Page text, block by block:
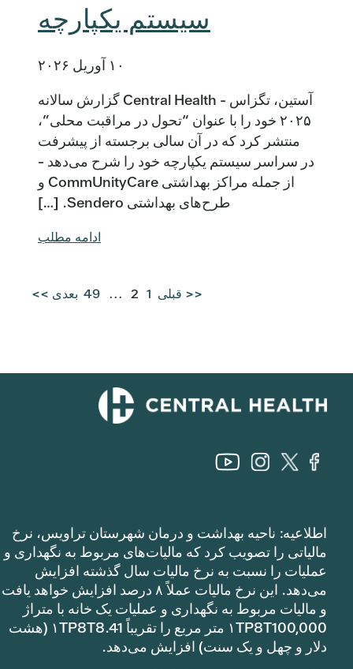
سیستم یکپارچه
۱۰ آوریل ۲۰۲۶
آستین، تگزاس - Central Health گزارش سالانه
۲۰۲۵ خود را با عنوان “تحول در مراقبت محلی”،
منتشر کرد که در آن سالی برجسته از پیشرفت
در سراسر سیستم یکپارچه خود را شرح می‌دهد -
از جمله مراکز بهداشتی CommUnityCare و
طرح‌های بهداشتی Sendero. […]
ادامه مطلب
<< قبلی 1
2
...
49 بعدی >>
اطلاعیه: ناحیه بهداشت و درمان شهرستان تراویس، نرخ
مالیاتی را تصویب کرد که مالیات‌های مربوط به نگهداری و
عملیات را نسبت به نرخ مالیات سال گذشته افزایش
می‌دهد. این نرخ مالیات عملاً ۸ درصد افزایش خواهد یافت
و مالیات مربوط به نگهداری و عملیات یک خانه با متراژ
۱TP8T100,000 متر مربع را تقریباً ۱TP8T8.41 (هشت
دلار و چهل و یک سنت) افزایش می‌دهد.